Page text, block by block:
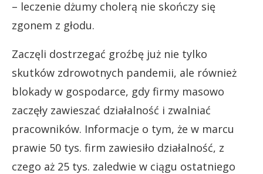
– leczenie dżumy cholerą nie skończy się
zgonem z głodu.
Zaczęli dostrzegać groźbę już nie tylko
skutków zdrowotnych pandemii, ale również
blokady w gospodarce, gdy firmy masowo
zaczęły zawieszać działalność i zwalniać
pracowników. Informacje o tym, że w marcu
prawie 50 tys. firm zawiesiło działalność, z
czego aż 25 tys. zaledwie w ciągu ostatniego